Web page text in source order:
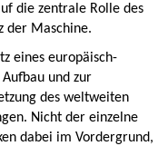
die zentrale Rolle des
der Maschine.
eines europäisch-
und zur
des weltweiten
Nicht der einzelne
dabei im Vordergrund,